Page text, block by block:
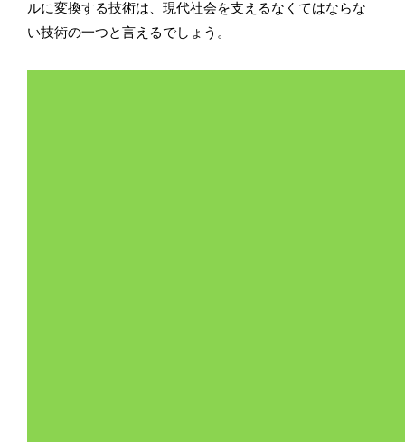
ルに変換する技術は、現代社会を支えるなくてはならな
い技術の一つと言えるでしょう。